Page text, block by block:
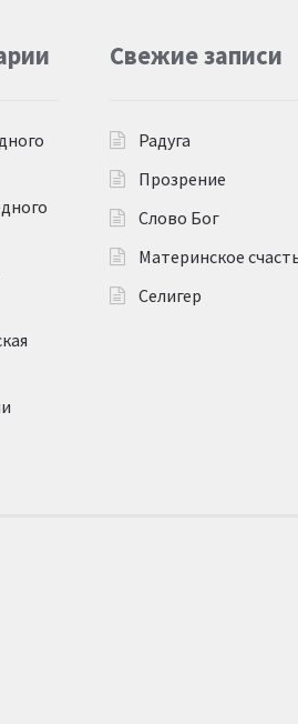
Свежие записи
Радуга
Прозрение
Слово Бог
Материнское
Селигер